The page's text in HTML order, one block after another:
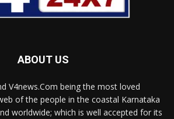
ABOUT US
V4news.Com being the most loved
of the people in the coastal Karnataka
worldwide; which is well accepted for its